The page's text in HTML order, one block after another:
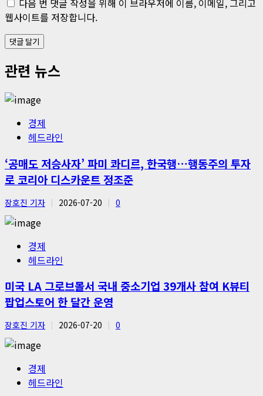
웹사이트를 저장합니다.
관련 뉴스
경제
헤드라인
‘공매도 저승사자’ 파미 콰디르, 한국행…행동주의 투자
로 코리아 디스카운트 정조준
장호진 기자 2026-07-20 0
경제
헤드라인
미국 LA 그로브몰서 국내 중소기업 39개사 참여 K뷰티
팝업스토어 한 달간 운영
장호진 기자 2026-07-20 0
경제
헤드라인